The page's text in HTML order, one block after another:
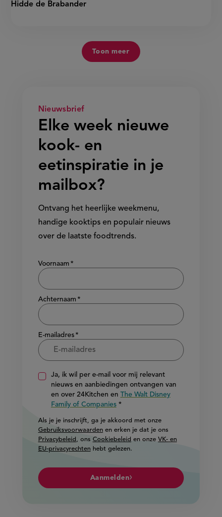
Hidde de Brabander
Toon meer
Nieuwsbrief
Elke week nieuwe
kook- en
eetinspiratie in je
mailbox?
Ontvang het heerlijke weekmenu,
handige kooktips en populair nieuws
over de laatste foodtrends.
Show/hide
Voornaam
Achternaam
E-mailadres
Ja, ik wil per e-mail voor mij relevant
nieuws en aanbiedingen ontvangen van
en over 24Kitchen en The Walt Disney
Family of Companies
Als je je inschrijft, ga je akkoord met onze
Gebruiksvoorwaardenen erken je dat je ons
Privacybeleid
, ons Cookiebeleid en onze VK- en
EU-privacyrechtenhebt gelezen.
Aanmelden